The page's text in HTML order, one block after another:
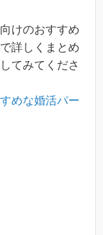
けのおすすめ
詳しくまとめ
てみてくださ
めな婚活パー